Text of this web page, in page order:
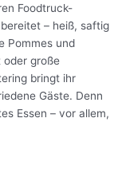
Foodtruck-
– heiß, saftig
Pommes und
oder große
bringt ihr
Gäste. Denn
Essen – vor allem,